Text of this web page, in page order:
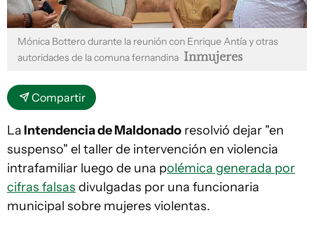
Mónica Bottero durante la reunión con Enrique Antía y otras
autoridades de la comuna fernandina Inmujeres
Compartir
La Intendencia de Maldonado resolvió dejar "en
suspenso" el taller de intervención en violencia
intrafamiliar luego de una polémica generada por
cifras falsas divulgadas por una funcionaria
municipal sobre mujeres violentas.